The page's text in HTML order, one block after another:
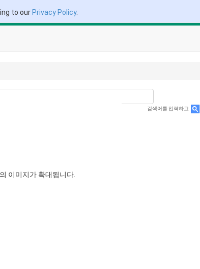
to our Privacy Policy.
검색어를 입력하고
이미지가 확대됩니다.